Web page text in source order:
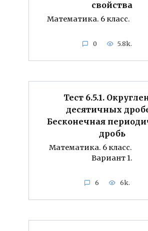
свойства
Математика. 6 класс.
0 5.8k.
Тест 6.5.1.
десятичных
Бесконечная
дробь
Математика. 6 класс.
Вариант 1.
6 6k.